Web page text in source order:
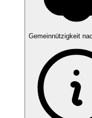
Gemeinnützigkeit